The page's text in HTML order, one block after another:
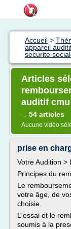
Accueil >
appareil
securite
Articles
auditif cmu
→ 54 articles
Aucune vidéo
prise en
Votre Audition >
Principes du
Le
votre âge, de
choisie.
L'essai et le
soumis à la